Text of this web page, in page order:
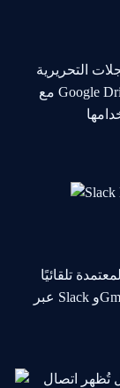
التحريرية
مع Google Drive وDropbox وأرشيفات الوسائط الداخلية
تلقائيًا